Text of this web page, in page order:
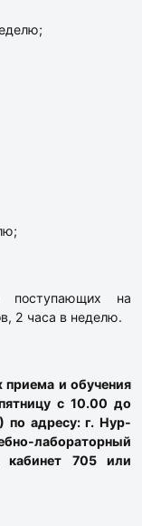
поступающих на
2 часа в неделю.
и обучения
с 10.00 до
по адресу:г. Нур-
лабораторный
705 или